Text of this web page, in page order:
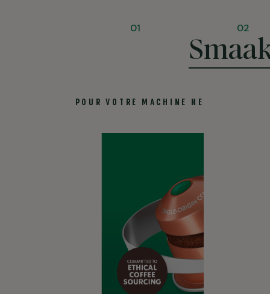
01 02
POUR VOTRE MACHINE NESPRESSO
DONKER
Aan de rijkere kant van het brandingspectrum heeft de donkere
branding een vollere body en een robuuste, intense smaak.